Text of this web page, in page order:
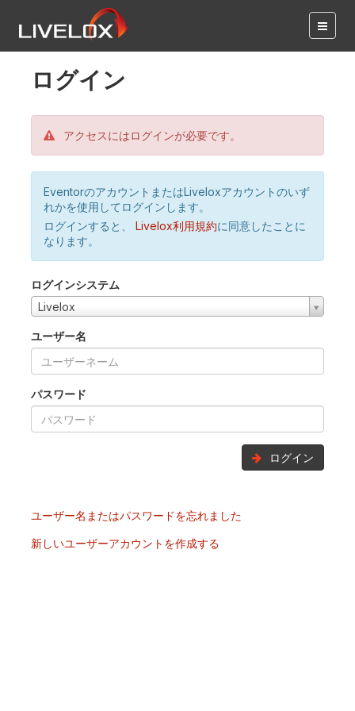
ログイン
アクセスにはログインが必要です。
EventorのアカウントまたはLiveloxアカウントのいず
れかを使用してログインします。
ログインすると、
Livelox利用規約に同意したことに
なります。
ログインシステム
Livelox
ユーザー名
パスワード
ログイン
ユーザー名またはパスワードを忘れました
新しいユーザーアカウントを作成する